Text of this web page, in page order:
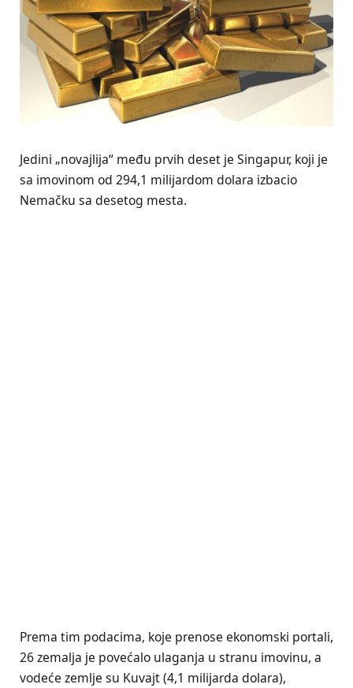
Jedini „novajlija“ među prvih deset je Singapur, koji je
sa imovinom od 294,1 milijardom dolara izbacio
Nemačku sa desetog mesta.
Prema tim podacima, koje prenose ekonomski portali,
26 zemalja je povećalo ulaganja u stranu imovinu, a
vodeće zemlje su Kuvajt (4,1 milijarda dolara),